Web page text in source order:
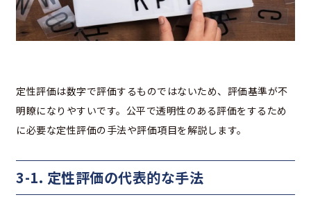
定性評価は数字で評価するものではないため、評価基準が不
明瞭になりやすいです。公平で透明性のある評価をするため
に必要な定性評価の手法や評価項目を解説します。
3-1. 定性評価の代表的な手法